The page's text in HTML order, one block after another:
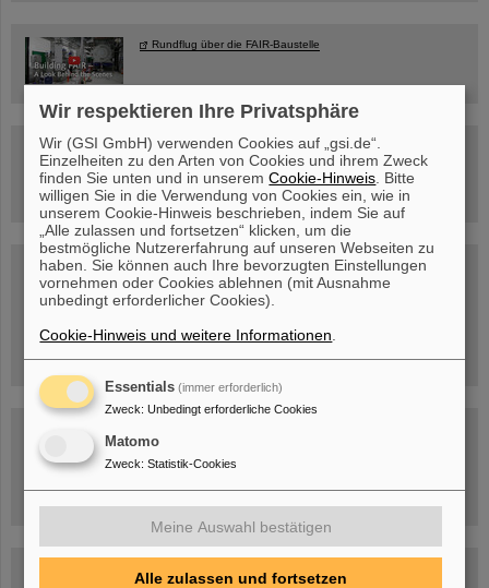
Rundflug über die FAIR-Baustelle
Besichtigung von GSI/FAIR –
jetzt Termin buchen!
Blog Beam On
Menschen...hinter GSI und FAIR.
Umgang mit den Auswirkungen des Kriegs in der Ukraine
Wir respektieren Ihre Privatsphäre
Wir (GSI GmbH) verwenden Cookies auf „gsi.de“.
Einzelheiten zu den Arten von Cookies und ihrem Zweck
finden Sie unten und in unseremCookie-Hinweis . Bitte
willigen Sie in die Verwendung von Cookies ein, wie in
unserem Cookie-Hinweis beschrieben, indem Sie auf
„Alle zulassen und fortsetzen“ klicken, um die
bestmögliche Nutzererfahrung auf unseren Webseiten zu
haben. Sie können auch Ihre bevorzugten Einstellungen
vornehmen oder Cookies ablehnen (mit Ausnahme
unbedingt erforderlicher Cookies).
Cookie-Hinweis und weitere Informationen
Essentials (immer erforderlich)
Zweck: Unbedingt erforderliche Cookies
Matomo
Zweck: Statistik-Cookies
Meine Auswahl bestätigen
Alle zulassen und fortsetzen